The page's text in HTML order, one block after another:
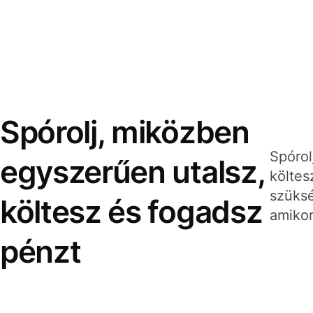
Spórolj, miközben
egyszerűen utalsz,
költesz és fogadsz
pénzt